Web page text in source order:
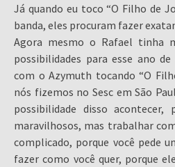
Já quando eu toco “O Filho de
banda, eles procuram fazer
Agora mesmo o Rafael tinha
possibilidades para esse ano
com o Azymuth tocando “O
nós fizemos no Sesc em São
possibilidade disso acontecer,
maravilhosos, mas trabalhar
complicado, porque você pede
fazer como você quer, porque